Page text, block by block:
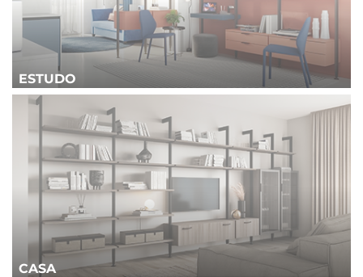
ESTUDO
CASA